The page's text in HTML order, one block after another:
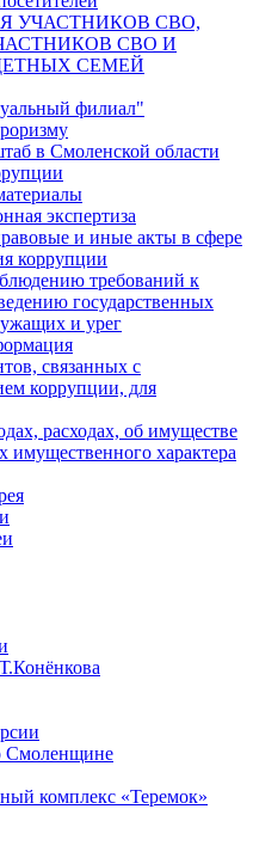
УЧАСТНИКОВ СВО,
СВО И
СЕМЕЙ
филиал"
в Смоленской области
экспертиза
и иные акты в сфере
коррупции
требований к
государственных
и урег
связанных с
коррупции, для
расходах, об имуществе
имущественного характера
Смоленщине
комплекс «Теремок»